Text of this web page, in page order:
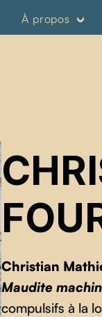
À propos
Christian
Maudite
compulsifs à la